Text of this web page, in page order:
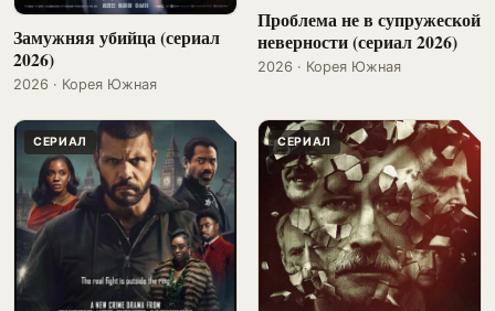
Замужняя убийца (сериал
2026)
2026 · Корея Южная
Проблема не в супружеской
неверности (сериал 2026)
2026 · Корея Южная
СЕРИАЛ СЕРИАЛ